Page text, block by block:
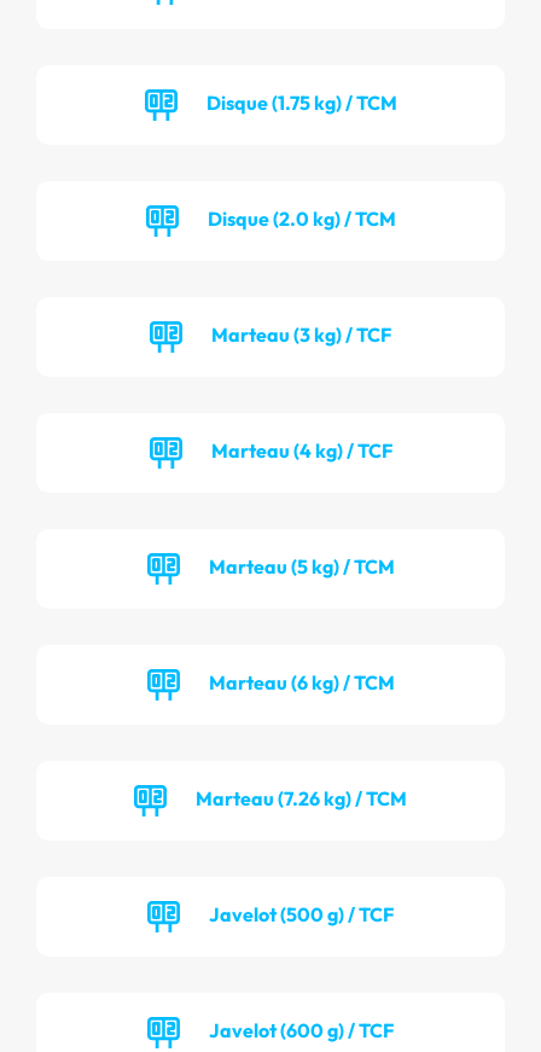
Disque (1.75 kg) / TCM
Disque (2.0 kg) / TCM
Marteau (3 kg) / TCF
Marteau (4 kg) / TCF
Marteau (5 kg) / TCM
Marteau (6 kg) / TCM
Marteau (7.26 kg) / TCM
Javelot (500 g) / TCF
Javelot (600 g) / TCF